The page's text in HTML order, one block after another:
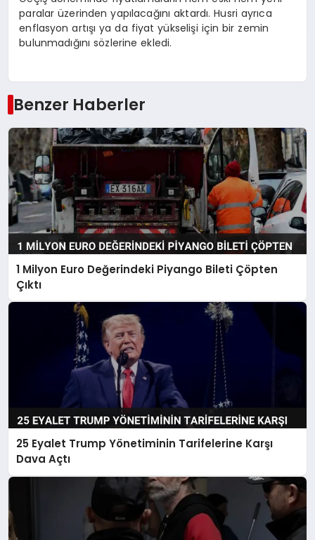
paralar üzerinden yapılacağını aktardı. Husri ayrıca
enflasyon artışı ya da fiyat yükselişi için bir zemin
bulunmadığını sözlerine ekledi.
Benzer Haberler
1 Milyon Euro Değerindeki Piyango Bileti Çöpten
Çıktı
25 Eyalet Trump Yönetiminin Tarifelerine Karşı
Dava Açtı